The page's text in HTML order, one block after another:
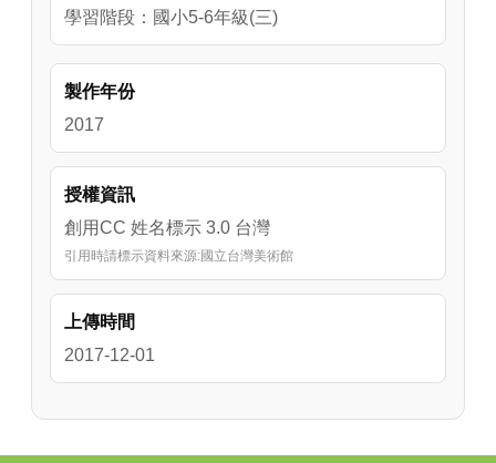
空間為地下一層、地上三層，總樓地板面積
方公尺。展覽空間包含展覽室、美術街、資訊
轉運站、數位藝術方舟－數位創意資源中心
等。在展覽空間的使用上，一、二樓為特展
區，三樓為臺灣美術典藏常設展，戶外廣場則
學習階段：國小5-6年級(三)
製作年份
2017
授權資訊
創用CC 姓名標示 3.0 台灣
引用時請標示資料來源:國立台灣美術館
上傳時間
2017-12-01